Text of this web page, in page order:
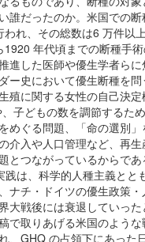
誰だったのか。米国での
れ、その総数は6 万件以
年代頃までの断種手
進した医師や優生学者ら
ー史において優生断種を
殖に関する女性の自己決
子どもの数を調節するた
めぐる問題、「命の選別
介入や人口管理など、再
とつながっているからで
践は、科学的人種主義とと
ナチ・ドイツの優生政策
大戦後には衰退していった
で取りあげる米国のよう
、GHQ の占領下にあった